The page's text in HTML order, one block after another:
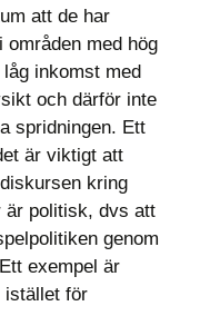
att de har
med hög
inkomst med
och därför inte
spridningen. Ett
är viktigt att
kring
är politisk, dvs att
genom
exempel är
istället för